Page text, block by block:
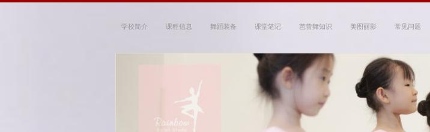
学校简介 课程信息 舞蹈装备 课堂笔记 芭蕾舞知识 美图丽影 常见问题
Rainbow Ballet Studio
~ 带你走进优雅